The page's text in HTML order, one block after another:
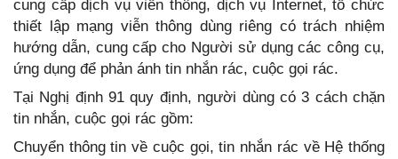
cung cấp dịch vụ viễn thông, dịch vụ Internet, tổ chức
thiết lập mạng viễn thông dùng riêng có trách nhiệm
hướng dẫn, cung cấp cho Người sử dụng các công cụ,
ứng dụng để phản ánh tin nhắn rác, cuộc gọi rác.
Tại Nghị định 91 quy định, người dùng có 3 cách chặn
tin nhắn, cuộc gọi rác gồm:
Chuyển thông tin về cuộc gọi, tin nhắn rác về Hệ thống